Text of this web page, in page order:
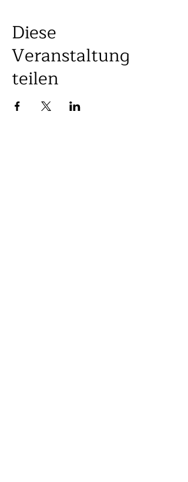
Diese
Veranstaltung
teilen